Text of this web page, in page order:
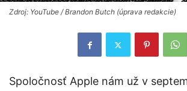
Zdroj: YouTube / Brandon Butch (úprava redakcie)
Spoločnosť Apple nám už v